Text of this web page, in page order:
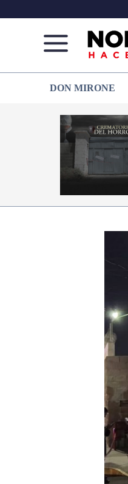
de
Juárez
que
hacemos
DON MIRONE